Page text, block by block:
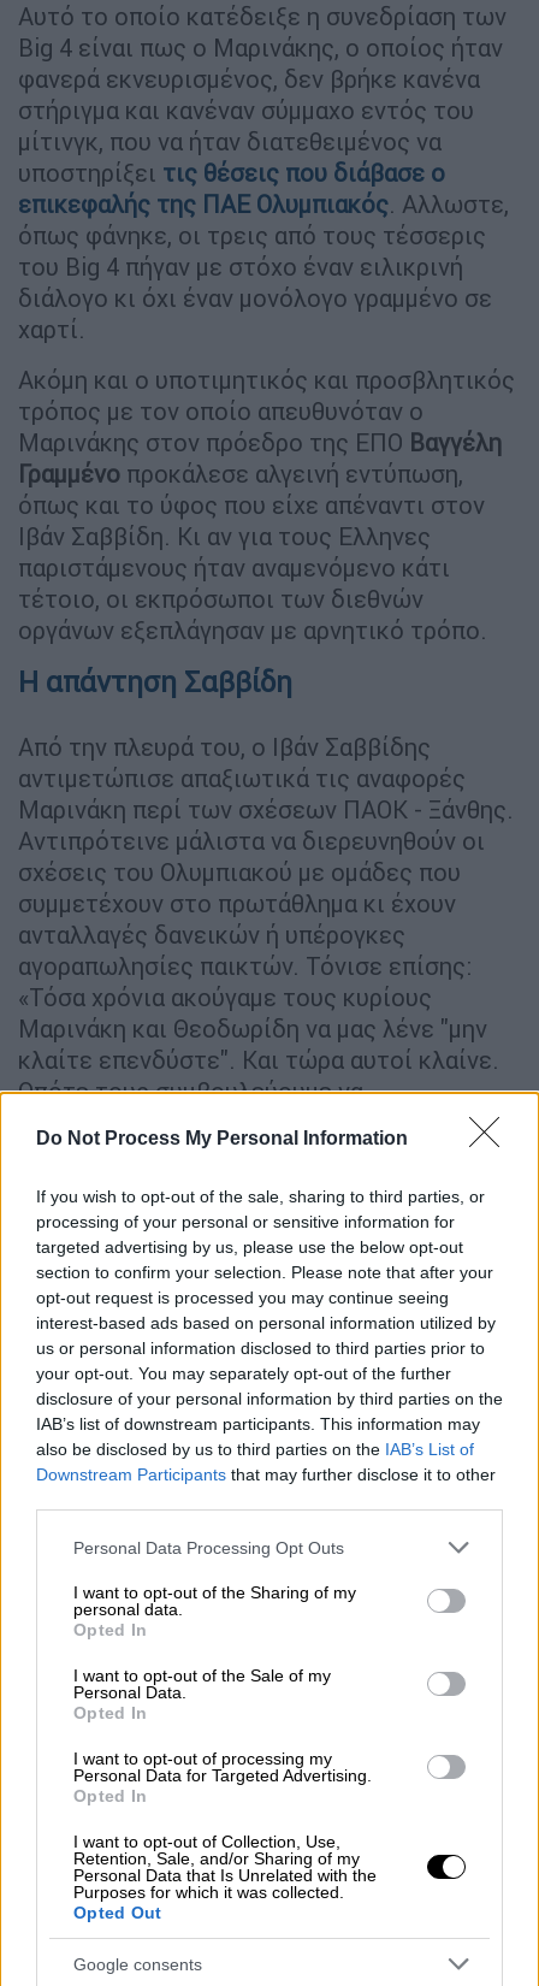
Do Not Process My Personal Information
If you wish to opt-out of the sale, sharing to third parties, or
processing of your personal or sensitive information for
targeted advertising by us, please use the below opt-out
section to confirm your selection. Please note that after your
opt-out request is processed you may continue seeing
interest-based ads based on personal information utilized by
us or personal information disclosed to third parties prior to
your opt-out. You may separately opt-out of the further
disclosure of your personal information by third parties on the
IAB’s list of downstream participants. This information may
also be disclosed by us to third parties on the IAB’s List of
Downstream Participants that may further disclose it to other
Please note that this website/app uses one or more Google
not limited to your visit or usage behaviour. You may click to
grant or deny consent to Google and its third-party tags to
use your data for below specified purposes in below Google
consent section.
Personal Data Processing Opt Outs
I want to opt-out of the Sharing of my
personal data.
Opted In
I want to opt-out of the Sale of my
Personal Data.
Opted In
I want to opt-out of processing my
Personal Data for Targeted Advertising.
Opted In
I want to opt-out of Collection, Use,
Retention, Sale, and/or Sharing of my
Personal Data that Is Unrelated with the
Purposes for which it was collected.
Opted Out
Google consents
Αυτό το οποίο κατέδειξε η συνεδρίαση των
Big 4 είναι πως ο Μαρινάκης, ο οποίος ήταν
φανερά εκνευρισμένος, δεν βρήκε κανένα
στήριγμα και κανέναν σύμμαχο εντός του
μίτινγκ, που να ήταν διατεθειμένος να
υποστηρίξει τις θέσεις που διάβασε ο
επικεφαλής της ΠΑΕ Ολυμπιακός. Αλλωστε,
όπως φάνηκε, οι τρεις από τους τέσσερις
του Big 4 πήγαν με στόχο έναν ειλικρινή
διάλογο κι όχι έναν μονόλογο γραμμένο σε
χαρτί.
Ακόμη και ο υποτιμητικός και προσβλητικός
τρόπος με τον οποίο απευθυνόταν ο
Μαρινάκης στον πρόεδρο της ΕΠΟ Βαγγέλη
Γραμμένο προκάλεσε αλγεινή εντύπωση,
όπως και το ύφος που είχε απέναντι στον
Ιβάν Σαββίδη. Κι αν για τους Ελληνες
παριστάμενους ήταν αναμενόμενο κάτι
τέτοιο, οι εκπρόσωποι των διεθνών
οργάνων εξεπλάγησαν με αρνητικό τρόπο.
Η απάντηση Σαββίδη
Από την πλευρά του, ο Ιβάν Σαββίδης
αντιμετώπισε απαξιωτικά τις αναφορές
Μαρινάκη περί των σχέσεων ΠΑΟΚ - Ξάνθης.
Αντιπρότεινε μάλιστα να διερευνηθούν οι
σχέσεις του Ολυμπιακού με ομάδες που
συμμετέχουν στο πρωτάθλημα κι έχουν
ανταλλαγές δανεικών ή υπέρογκες
αγοραπωλησίες παικτών. Τόνισε επίσης:
«Τόσα χρόνια ακούγαμε τους κυρίους
Μαρινάκη και Θεοδωρίδη να μας λένε "μην
κλαίτε επενδύστε". Και τώρα αυτοί κλαίνε.
Οπότε τους συμβουλεύουμε να
επενδύσουν». Ο Ιβάν Σαββίδης είχε
απάντηση και στα όσα ανέφερε ο Βαγγέλης
Μαρινάκης για την ιδιότητα με την οποία
έδωσε το «παρών» στη συνάντηση,
υπενθυμίζοντας του πως είναι ο διοικητικός
ηγέτης του ΠΑΟΚ.
«Ερχεται παπάς;»
Από εκεί και πέρα, αξίζει να τονιστεί πως οι
απεσταλμένοι των FIFA/UEFA προσπάθησαν
να πείσουν τους Big 4 να κατεβάσουν κοινό
υποψήφιο, ένα πρόσωπο ευρείας αποδοχής,
στις εκλογές της ΕΠΟ. Ωστόσο μια ατάκα
του Δημήτρη Μελισσανίδη, με αφορμή κι
στις εκλογές της ΕΠΟ, τελείωσε με
συνοπτικές διαδικασίες το ζήτημα. «Κύριε
Λάκοβιτς, θα ήθελα μια παρατήρηση για αυτό
που είπατε για λόμπι στις εκλογές της ΕΠΟ.
Οι εκλογές σε UEFA και FIFA πως γίνονται;
Μήπως φέρνετε παπά και τραβάει κλήρο; Τα
πιο ισχυρά λόμπι είναι στις δικές σας
κανονικά όπως ορίζει το καταστατικό της
ΕΠΟ, ο νόμος και οι κανονισμοί»». Οι
ιθύνοντες των διεθνών ομοσπονδιών
προφανώς δεν είχαν να αντιτείνουν κάτι ως
προς το επιχείρημα του ισχυρού άνδρα της